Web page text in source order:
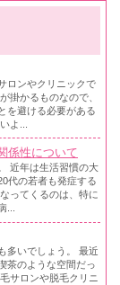
ロンやクリニックで
掛かるものなので、
を避ける必要がある
よ...
係性について
近年は生活習慣の大
代の若者も発症する
ってくるのは、特に
...
多いでしょう。 最近
茶のような空間だっ
サロンや脱毛クリニ